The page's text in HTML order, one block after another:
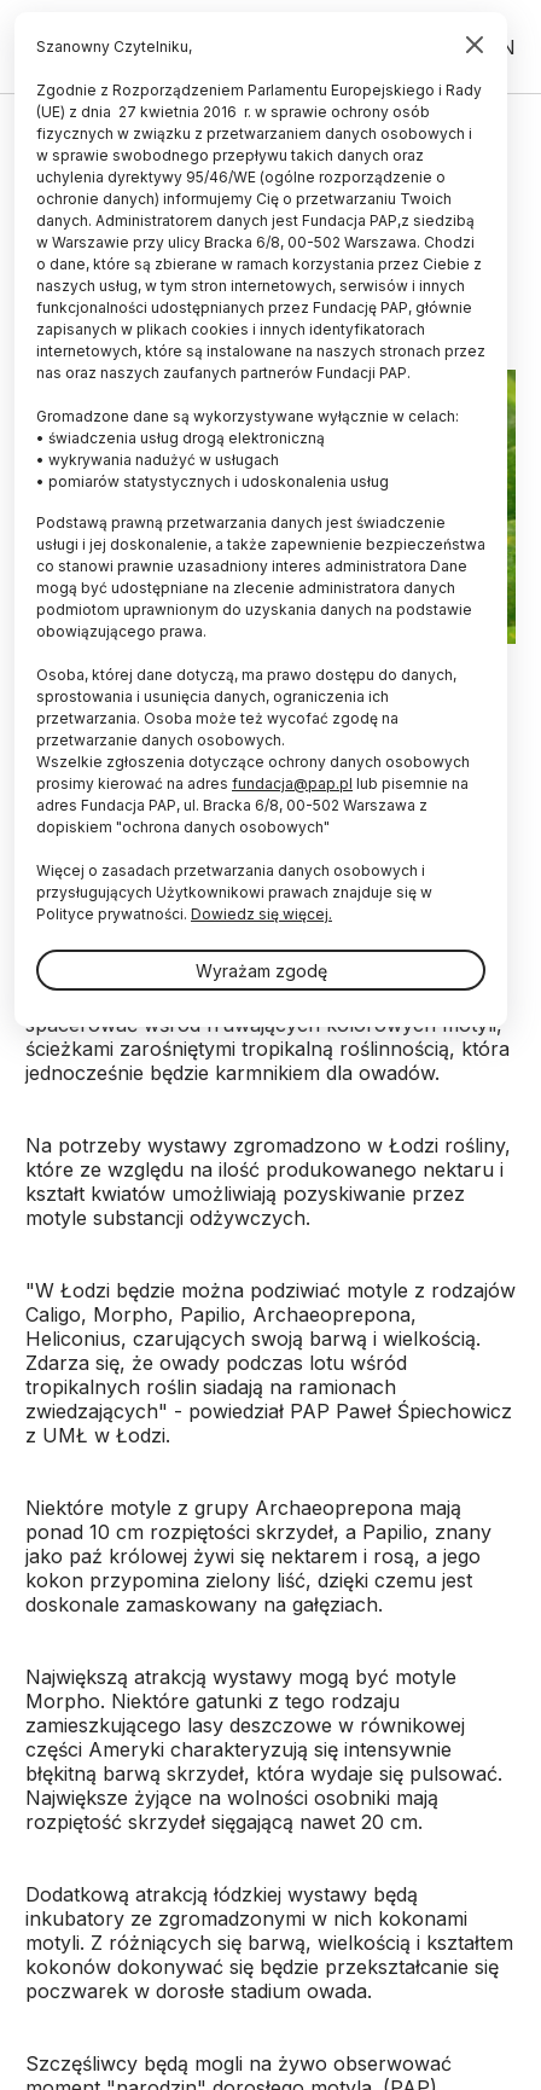
PL EN
ŻYCIE
Łódź/ Błękitne motyle z Amazonii
w Palmiarni; niezwykły pokaz
przekształcania się poczwarki
30.07.2024
aktualizacja: 30.07.2024
2 minuty czytania
Palmiarnia w Łodzi przez cały sierpień będzie
prezentować żywe motyle z różnych części
świata. Specjalnie dla nich przygotowano w
palmiarni pomieszczenie, w którym odtworzono
specyficzny klimat Ameryki Środkowej.
Zgromadzono tam też gatunki roślin, których
Wystawa żywych motyli w Palmiarni w Łodzi (Park
Źródliska, Piłsudskiego 61) trwać będzie przez cały
sierpień. Począwszy od 1 sierpnia od wtorku do
spacerować wśród fruwających kolorowych motyli,
ścieżkami zarośniętymi tropikalną roślinnością, która
jednocześnie będzie karmnikiem dla owadów.
Na potrzeby wystawy zgromadzono w Łodzi rośliny,
które ze względu na ilość produkowanego nektaru i
kształt kwiatów umożliwiają pozyskiwanie przez
motyle substancji odżywczych.
"W Łodzi będzie można podziwiać motyle z rodzajów
Caligo, Morpho, Papilio, Archaeoprepona,
Heliconius, czarujących swoją barwą i wielkością.
Zdarza się, że owady podczas lotu wśród
tropikalnych roślin siadają na ramionach
zwiedzających" - powiedział PAP Paweł Śpiechowicz
z UMŁ w Łodzi.
Niektóre motyle z grupy Archaeoprepona mają
ponad 10 cm rozpiętości skrzydeł, a Papilio, znany
jako paź królowej żywi się nektarem i rosą, a jego
kokon przypomina zielony liść, dzięki czemu jest
doskonale zamaskowany na gałęziach.
Największą atrakcją wystawy mogą być motyle
Morpho. Niektóre gatunki z tego rodzaju
zamieszkującego lasy deszczowe w równikowej
części Ameryki charakteryzują się intensywnie
błękitną barwą skrzydeł, która wydaje się pulsować.
Największe żyjące na wolności osobniki mają
rozpiętość skrzydeł sięgającą nawet 20 cm.
Dodatkową atrakcją łódzkiej wystawy będą
inkubatory ze zgromadzonymi w nich kokonami
motyli. Z różniących się barwą, wielkością i kształtem
kokonów dokonywać się będzie przekształcanie się
poczwarek w dorosłe stadium owada.
Szczęśliwcy będą mogli na żywo obserwować
Szanowny Czytelniku,
Zgodnie z Rozporządzeniem Parlamentu Europejskiego i Rady
(UE) z dnia 27 kwietnia 2016 r. w sprawie ochrony osób
fizycznych w związku z przetwarzaniem danych osobowych i
w sprawie swobodnego przepływu takich danych oraz
uchylenia dyrektywy 95/46/WE (ogólne rozporządzenie o
ochronie danych) informujemy Cię o przetwarzaniu Twoich
danych. Administratorem danych jest Fundacja PAP,z siedzibą
w Warszawie przy ulicy Bracka 6/8, 00-502 Warszawa. Chodzi
o dane, które są zbierane w ramach korzystania przez Ciebie z
naszych usług, w tym stron internetowych, serwisów i innych
funkcjonalności udostępnianych przez Fundację PAP, głównie
zapisanych w plikach cookies i innych identyfikatorach
internetowych, które są instalowane na naszych stronach przez
nas oraz naszych zaufanych partnerów Fundacji PAP.
Gromadzone dane są wykorzystywane wyłącznie w celach:
• świadczenia usług drogą elektroniczną
• wykrywania nadużyć w usługach
• pomiarów statystycznych i udoskonalenia usług
Podstawą prawną przetwarzania danych jest świadczenie
usługi i jej doskonalenie, a także zapewnienie bezpieczeństwa
co stanowi prawnie uzasadniony interes administratora Dane
mogą być udostępniane na zlecenie administratora danych
podmiotom uprawnionym do uzyskania danych na podstawie
obowiązującego prawa.
Osoba, której dane dotyczą, ma prawo dostępu do danych,
sprostowania i usunięcia danych, ograniczenia ich
przetwarzania. Osoba może też wycofać zgodę na
przetwarzanie danych osobowych.
Wszelkie zgłoszenia dotyczące ochrony danych osobowych
prosimy kierować na adres fundacja@pap.pl lub pisemnie na
adres Fundacja PAP, ul. Bracka 6/8, 00-502 Warszawa z
dopiskiem "ochrona danych osobowych"
Więcej o zasadach przetwarzania danych osobowych i
przysługujących Użytkownikowi prawach znajduje się w
Polityce prywatności. Dowiedz się więcej.
Wyrażam zgodę